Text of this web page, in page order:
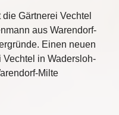
Gärtnerei Vechtel
aus Warendorf-
Einen neuen
Vechtel in Wadersloh-
Milte